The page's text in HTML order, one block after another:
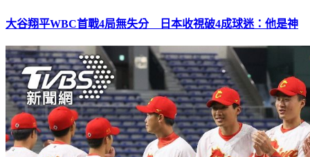
大谷翔平WBC首戰4局無失分 日本收視破4成球迷：他是神